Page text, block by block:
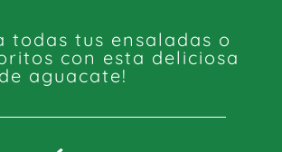
todas tus ensaladas o
con esta deliciosa
aguacate!